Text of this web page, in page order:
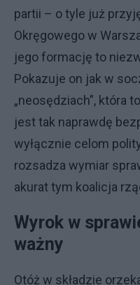
partii – o tyle już
Okręgowego w
jego formację to
Pokazuje on jak w
„neosędziach”, która
jest tak naprawdę
wyłącznie celom
rozsadza wymiar
akurat tym koalicja
Wyrok w
ważny
Otóż w składzie